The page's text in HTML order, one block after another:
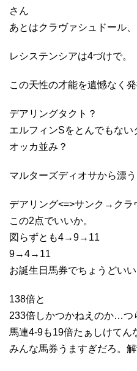
さん
あとはクラヴァシュドール
レシステンシアは4づけで。
この天性の才能を遺憾なく発
デアリングタクト？
エルフィンSをとんでもな
オッカ並み？
マルターズディオサから漂
デアリング<=>サンク→クラ
この2点でいいか。
図らずとも4→9→11
9→4→11
お誕生日馬券でちょうどいい
138倍と
233倍しかつかねえのか…つ
馬連4-9も19倍たぁしけてん
みんな馬券うますぎだろ。解